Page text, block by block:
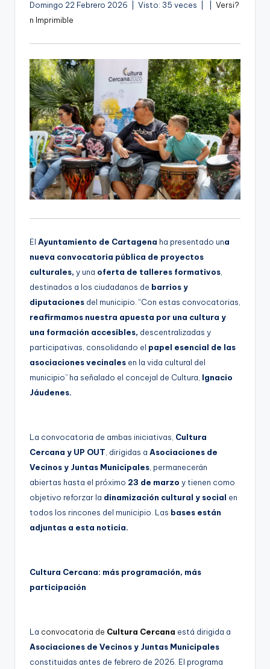
Domingo 22 Febrero 2026 | Visto: 35 veces |
o
Versi?
n Imprimible
El Ayuntamiento de Cartagena ha presentado una
nueva convocatoria pública de proyectos
culturales, y una oferta de talleres formativos
destinados a los ciudadanos de barrios y
diputaciones del municipio. “Con estas convocatorias,
reafirmamos nuestra apuesta por una cultura y
una formación accesibles, descentralizadas y
participativas, consolidando el papel esencial de las
asociaciones vecinales en la vida cultural del
municipio” ha señalado el concejal de Cultura, Ignacio
Jáudenes.
La convocatoria de ambas iniciativas, Cultura
Cercana y UP OUT , dirigidas a Asociaciones de
Vecinos y Juntas Municipales , permanecerán
abiertas hasta el próximo 23 de marzo y tienen como
objetivo reforzar la dinamización cultural y social en
todos los rincones del municipio. Las bases están
adjuntas a esta noticia.
Cultura Cercana: más programación, más
participación
La convocatoria de Cultura Cercana está dirigida a
Asociaciones de Vecinos y Juntas Municipales
constituidas antes de febrero de 2026. El programa